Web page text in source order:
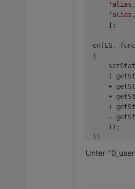
    ];
on(EG,
{
(
+
+
+
-
    ));
Unter